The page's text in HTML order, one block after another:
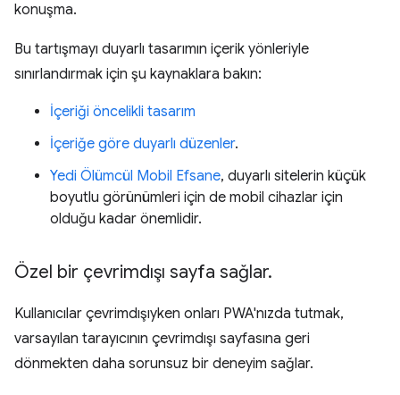
konuşma.
Bu tartışmayı duyarlı tasarımın içerik yönleriyle
sınırlandırmak için şu kaynaklara bakın:
İçeriği öncelikli tasarım
İçeriğe göre duyarlı düzenler.
Yedi Ölümcül Mobil Efsane, duyarlı sitelerin küçük
boyutlu görünümleri için de mobil cihazlar için
olduğu kadar önemlidir.
Özel bir çevrimdışı sayfa sağlar.
Kullanıcılar çevrimdışıyken onları PWA'nızda tutmak,
varsayılan tarayıcının çevrimdışı sayfasına geri
dönmekten daha sorunsuz bir deneyim sağlar.